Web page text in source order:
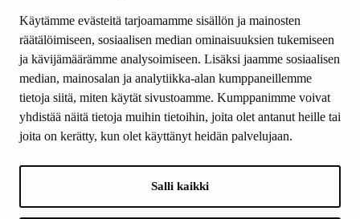
Käytämme evästeitä tarjoamamme sisällön ja mainosten
räätälöimiseen, sosiaalisen median ominaisuuksien tukemiseen
ja kävijämäärämme analysoimiseen. Lisäksi jaamme sosiaalisen
median, mainosalan ja analytiikka-alan kumppaneillemme
tietoja siitä, miten käytät sivustoamme. Kumppanimme voivat
yhdistää näitä tietoja muihin tietoihin, joita olet antanut heille tai
joita on kerätty, kun olet käyttänyt heidän palvelujaan.
Salli kaikki
Yhteystiedot
SEURAA MEITÄ
Facebook
Instagram
LinkedIn